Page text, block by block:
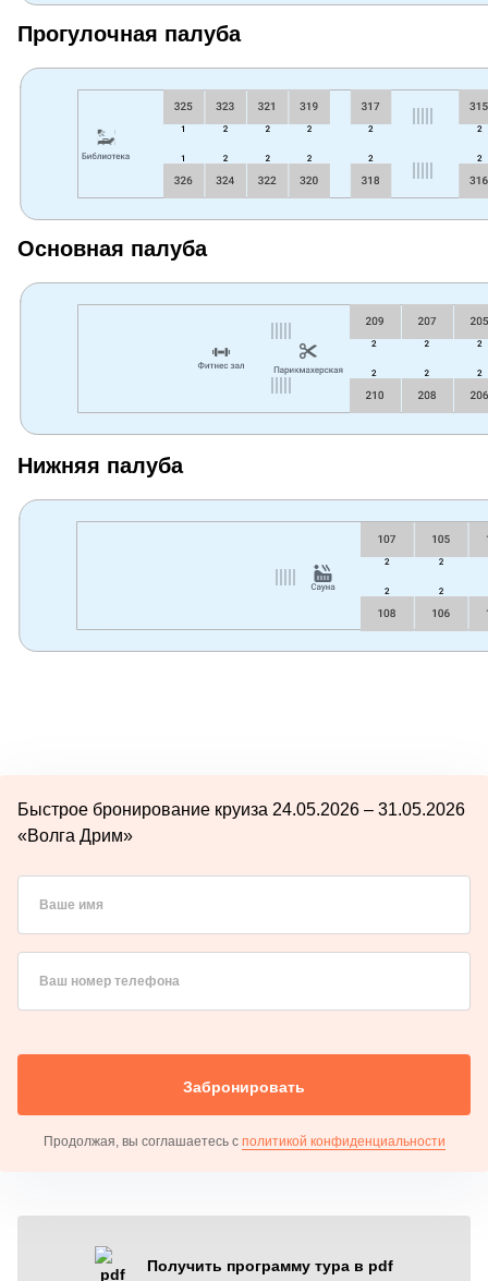
Прогулочная палуба
Основная палуба
Нижняя палуба
Быстрое бронирование круиза 24.05.2026 – 31.05.2026
«Волга Дрим»
Ваше имя
Ваш номер телефона
Забронировать
Продолжая, вы соглашаетесь с политикой конфиденциальности
Получить программу тура в pdf